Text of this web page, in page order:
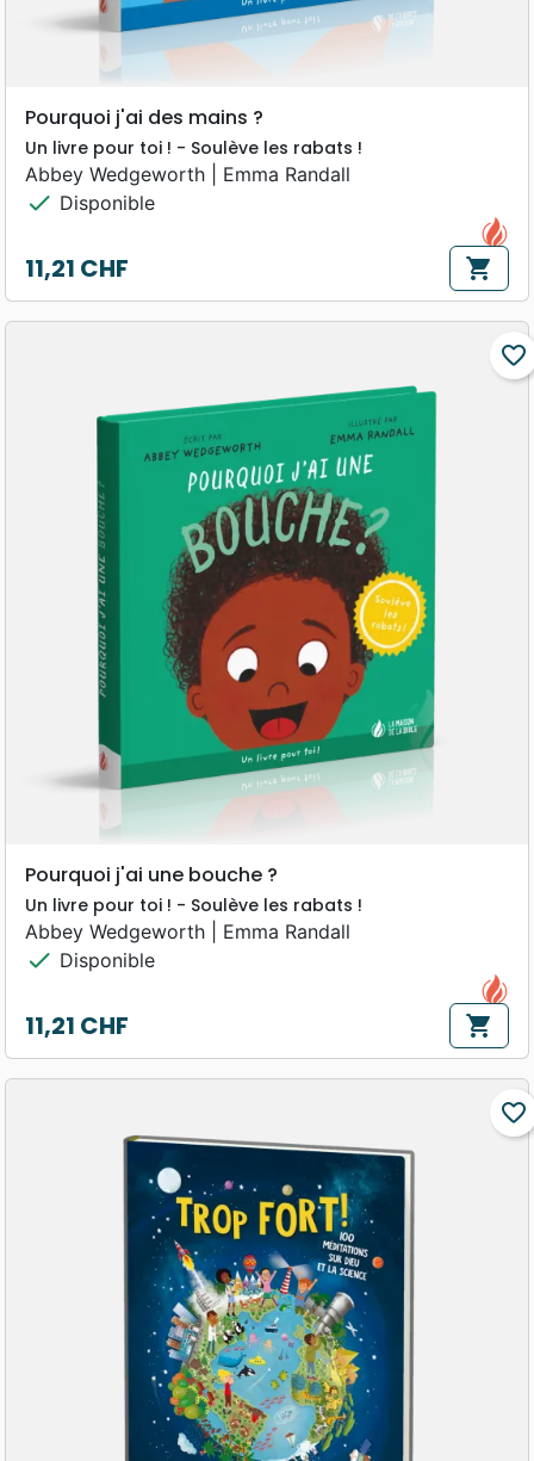
Pourquoi j'ai des mains ?
Un livre pour toi ! - Soulève les rabats !
Abbey Wedgeworth | Emma Randall
check Disponible
Prix
11,21 CHF shopping_cart
favorite_border
Pourquoi j'ai une bouche ?
Un livre pour toi ! - Soulève les rabats !
Abbey Wedgeworth | Emma Randall
check Disponible
Prix
11,21 CHF shopping_cart
favorite_border